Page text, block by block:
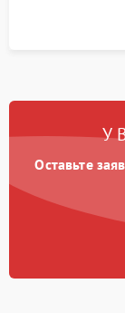
У
Оставьте